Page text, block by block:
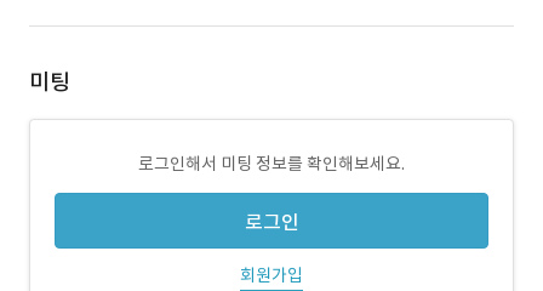
미팅
로그인해서 미팅 정보를 확인해보세요.
로그인
회원가입